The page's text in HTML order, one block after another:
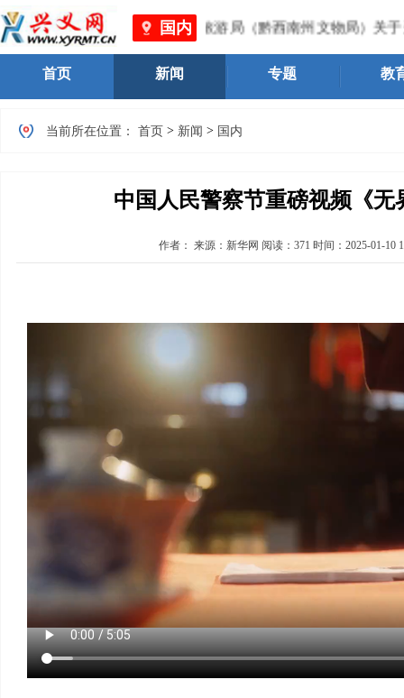
国内
局 、黔西南州文化体育广电旅游局（黔西南州文物局）关于
首页 新闻 专题 教
当前所在位置： 首页 > 新闻 > 国内
中国人民警察节重磅视频《无
作者： 来源：新华网 阅读： 371 时间： 2025-01-10